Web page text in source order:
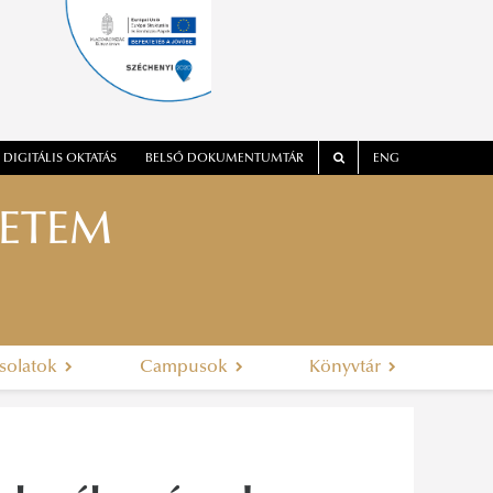
DIGITÁLIS OKTATÁS BELSŐ DOKUMENTUMTÁR ENG
Campusok Könyvtár